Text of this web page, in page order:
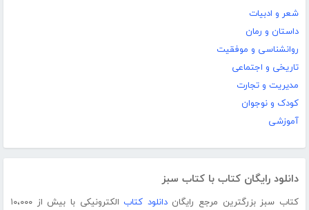
شعر و ادبیات
داستان و رمان
روانشناسی و موفقیت
تاریخی و اجتماعی
مدیریت و تجارت
کودک و نوجوان
آموزشی
دانلود رایگان کتاب با کتاب سبز
کتاب سبز بزرگترین مرجع رایگاندانلود کتاب
الکترونیکی با بیش از ۱۰،۰۰۰